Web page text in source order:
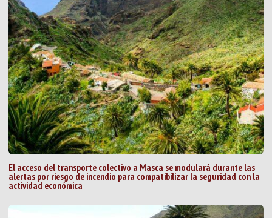
El acceso del transporte colectivo a Masca se modulará durante las
alertas por riesgo de incendio para compatibilizar la seguridad con la
actividad económica